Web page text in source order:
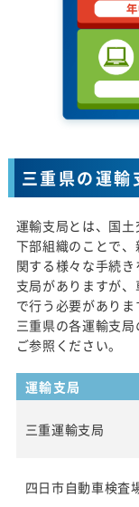
三重県の運輸
運輸支局とは、国
下部組織のことで
関する様々な手続
支局がありますが
で行う必要がありま
三重県の各運輸支
ご参照ください。
運輸支局
三重運輸支局
四日市自動車検査